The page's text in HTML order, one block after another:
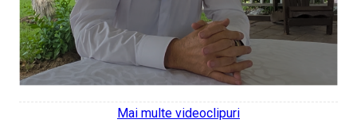
Mai multe videoclipuri